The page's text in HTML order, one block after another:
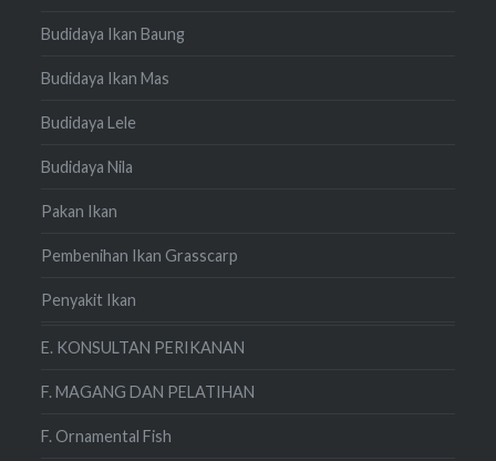
Budidaya Ikan Baung
Budidaya Ikan Mas
Budidaya Lele
Budidaya Nila
Pakan Ikan
Pembenihan Ikan Grasscarp
Penyakit Ikan
E. KONSULTAN PERIKANAN
F. MAGANG DAN PELATIHAN
F. Ornamental Fish